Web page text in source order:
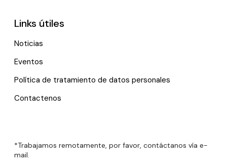
Links útiles
Noticias
Eventos
Política de tratamiento de datos personales
Contactenos
*Trabajamos remotamente, por favor, contáctanos vía e-
mail.